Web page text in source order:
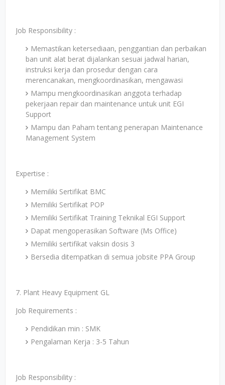
Job Responsibility :
Memastikan ketersediaan, penggantian dan perbaikan
ban unit alat berat dijalankan sesuai jadwal harian,
instruksi kerja dan prosedur dengan cara
merencanakan, mengkoordinasikan, mengawasi
Mampu mengkoordinasikan anggota terhadap
pekerjaan repair dan maintenance untuk unit EGI
Support
Mampu dan Paham tentang penerapan Maintenance
Management System
Expertise :
Memiliki Sertifikat BMC
Memiliki Sertifikat POP
Memiliki Sertifikat Training Teknikal EGI Support
Dapat mengoperasikan Software (Ms Office)
Memiliki sertifikat vaksin dosis 3
Bersedia ditempatkan di semua jobsite PPA Group
7. Plant Heavy Equipment GL
Job Requirements :
Pendidikan min : SMK
Pengalaman Kerja : 3-5 Tahun
Job Responsibility :